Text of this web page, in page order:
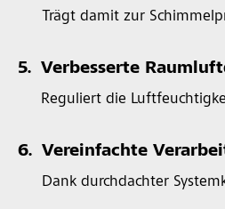
Trägt damit zur
5. Verbesserte
Reguliert die
6. Vereinfachte
Dank durchdachter